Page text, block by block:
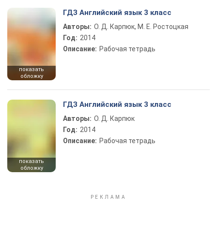
показать
обложку
ГДЗ Английский язык 3 класс
Авторы: О. Д. Карпюк, М. Е. Ростоцкая
Год: 2014
Описание: Рабочая тетрадь
показать
обложку
ГДЗ Английский язык 3 класс
Авторы: О. Д. Карпюк
Год: 2014
Описание: Рабочая тетрадь